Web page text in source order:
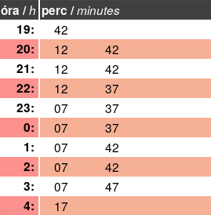
óra /h perc /minutes
19:
42
20:
12
42
21:
12
42
22:
12
37
23:
07
37
0:
07
37
1:
07
42
2:
07
42
3:
07
47
4:
17